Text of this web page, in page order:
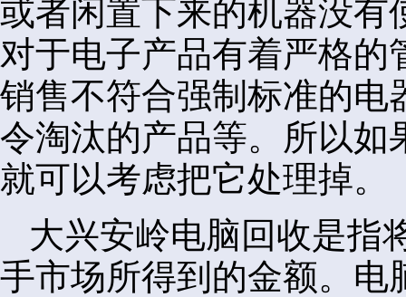
或者闲置下来的机器没有
对于电子产品有着严格
销售不符合强制标准的电
令淘汰的产品等。所以如
就可以考虑把它处理掉。
大兴安岭电脑回收是指
手市场所得到的金额。电